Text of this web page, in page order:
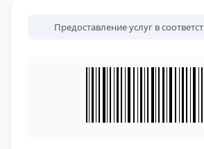
Предоставление услуг в